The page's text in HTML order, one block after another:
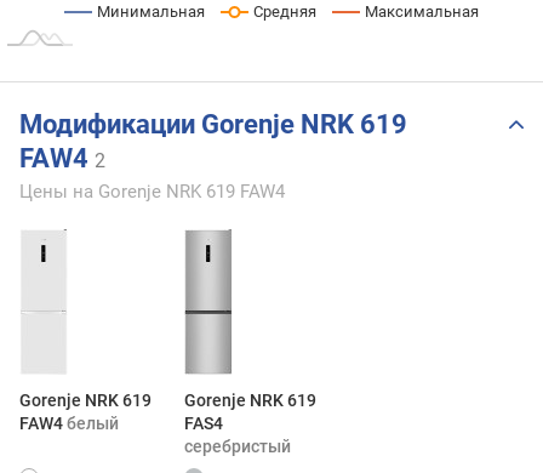
Минимальная Средняя Максимальная
Модификации Gorenje NRK 619
FAW4 2
Цены на Gorenje NRK 619 FAW4
Gorenje NRK 619
FAW4белый
Gorenje NRK 619
FAS4
серебристый